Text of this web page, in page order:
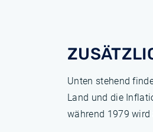
Unten stehend
Land und die
während 1979 wird